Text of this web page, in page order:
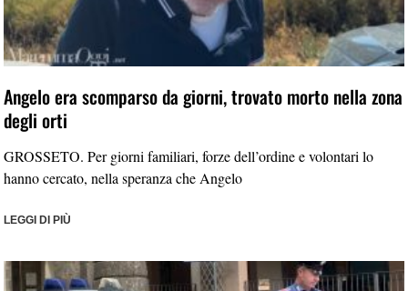
Angelo era scomparso da giorni, trovato morto nella zona
degli orti
GROSSETO. Per giorni familiari, forze dell’ordine e volontari lo
hanno cercato, nella speranza che Angelo
LEGGI DI PIÙ